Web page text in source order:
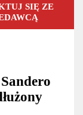
SIĘ ZE